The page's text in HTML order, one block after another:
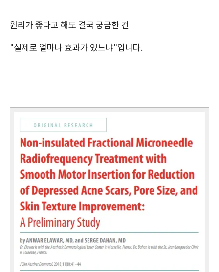
원리가 좋다고 해도 결국 궁금한 건
"실제로 얼마나 효과가 있느냐"입니다.